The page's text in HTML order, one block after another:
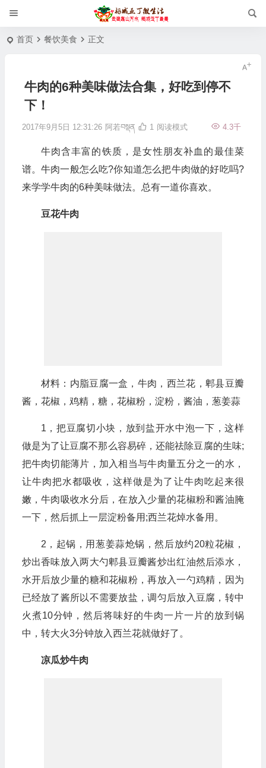
首页 餐饮美食 正文
牛肉的6种美味做法合集，好吃到停不
下！
2017年9月5日 12:31:26 阿若བསྡན 4.3千
1 阅读模式
牛肉含丰富的铁质，是女性朋友补血的最佳菜
谱。牛肉一般怎么吃?你知道怎么把牛肉做的好吃吗?
来学学牛肉的6种美味做法。总有一道你喜欢。
豆花牛肉
材料：内脂豆腐一盒，牛肉，西兰花，郫县豆瓣
酱，花椒，鸡精，糖，花椒粉，淀粉，酱油，葱姜蒜
1，把豆腐切小块，放到盐开水中泡一下，这样
做是为了让豆腐不那么容易碎，还能祛除豆腐的生味;
把牛肉切能薄片，加入相当与牛肉量五分之一的水，
让牛肉把水都吸收，这样做是为了让牛肉吃起来很
嫩，牛肉吸收水分后，在放入少量的花椒粉和酱油腌
一下，然后抓上一层淀粉备用;西兰花焯水备用。
2，起锅，用葱姜蒜炝锅，然后放约20粒花椒，
炒出香味放入两大勺郫县豆瓣酱炒出红油然后添水，
水开后放少量的糖和花椒粉，再放入一勺鸡精，因为
已经放了酱所以不需要放盐，调匀后放入豆腐，转中
火煮10分钟，然后将味好的牛肉一片一片的放到锅
中，转大火3分钟放入西兰花就做好了。
凉瓜炒牛肉